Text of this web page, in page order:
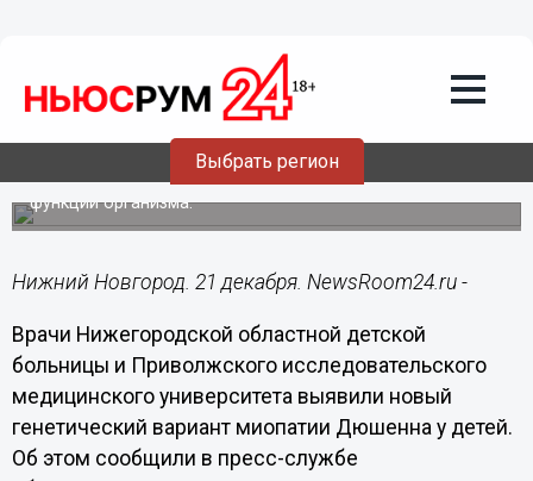
Выбрать регион
Нижегородские врачи обнаружили
новый вариант детской миопатии
Дюшенна
При этом заболевании нарушаются двигательные
функции организма.
Нижний Новгород. 21 декабря. NewsRoom24.ru -
Врачи Нижегородской областной детской
больницы и Приволжского исследовательского
медицинского университета выявили новый
генетический вариант миопатии Дюшенна у детей.
Об этом сообщили в пресс-службе